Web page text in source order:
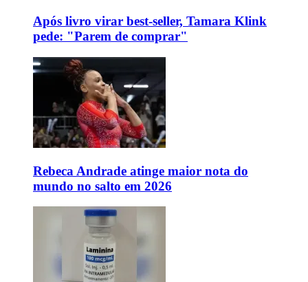
Após livro virar best-seller, Tamara Klink
pede: "Parem de comprar"
Rebeca Andrade atinge maior nota do
mundo no salto em 2026